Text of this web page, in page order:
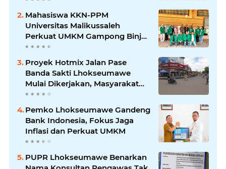
Mahasiswa KKN-PPM
Universitas Malikussaleh
Perkuat UMKM Gampong Binjee
melalui Program
Proyek Hotmix Jalan Pase
Banda Sakti Lhokseumawe
Mulai Dikerjakan, Masyarakat
Sambut Positif Program
Pemko Lhokseumawe Gandeng
Bank Indonesia, Fokus Jaga
Inflasi dan Perkuat UMKM
PUPR Lhokseumawe Benarkan